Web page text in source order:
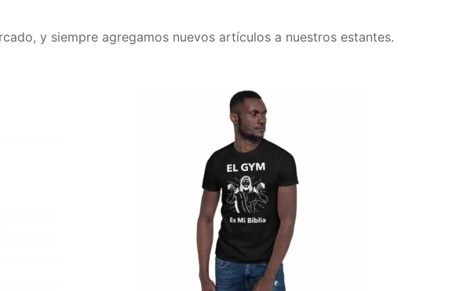
y siempre agregamos nuevos artículos a nuestros estantes.